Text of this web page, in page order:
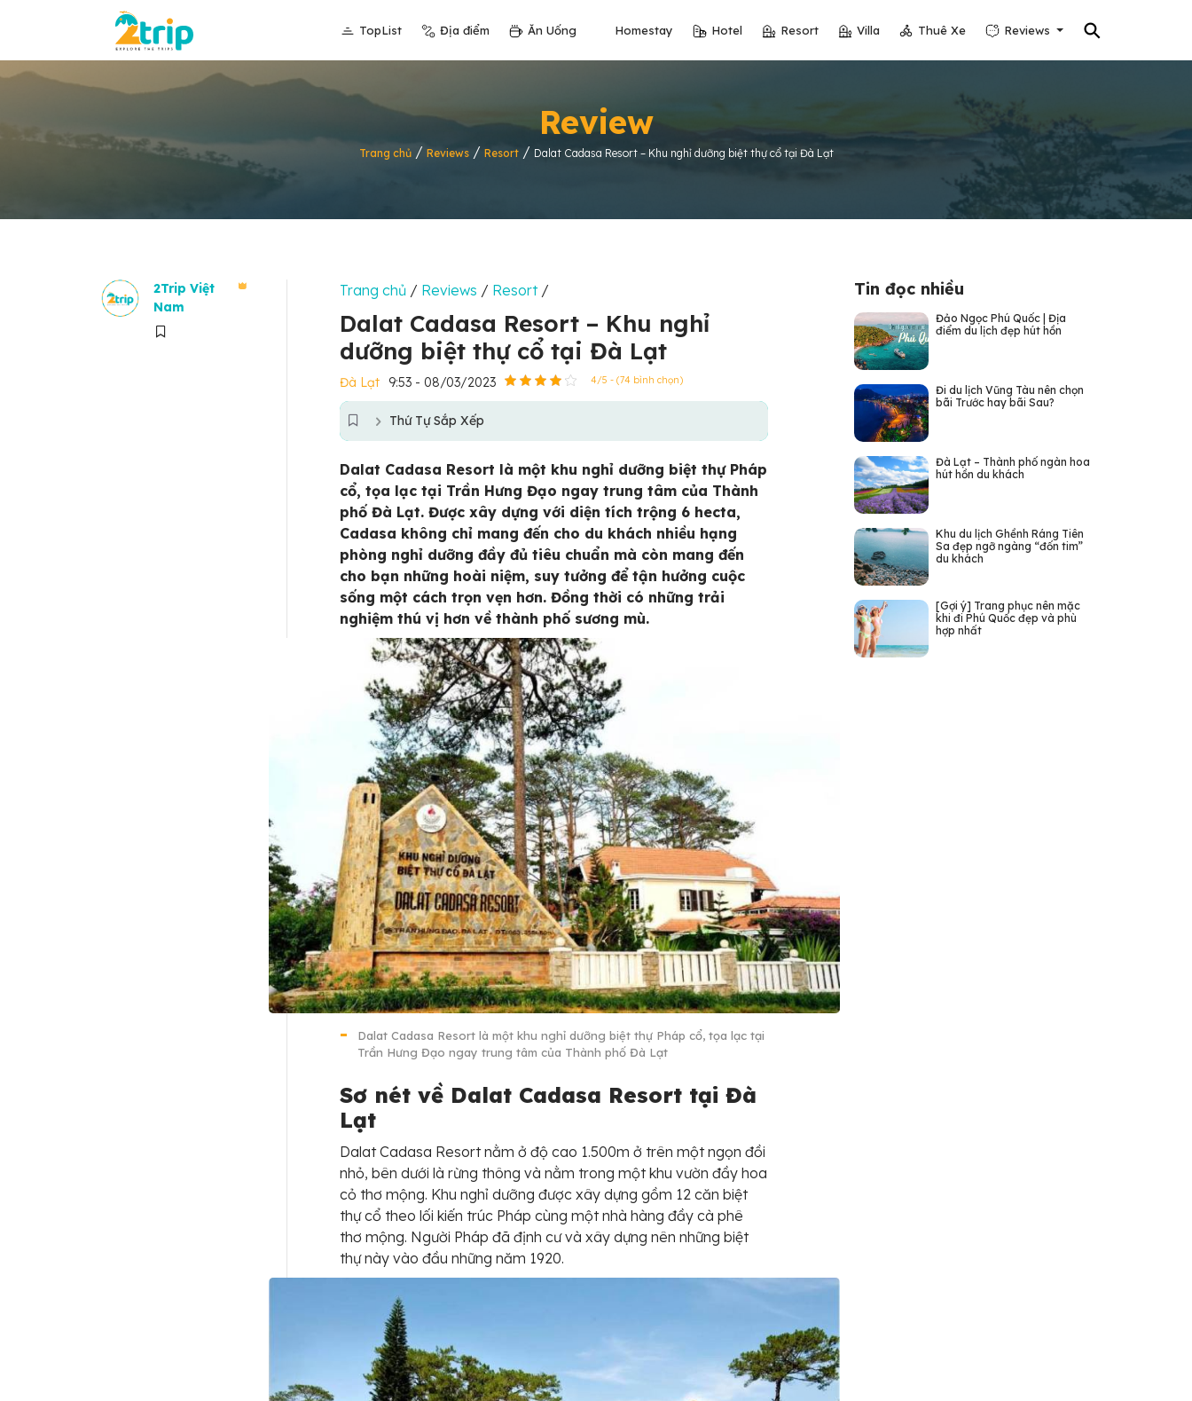
⚲
TopList Địa điểm Ăn Uống Homestay Hotel Resort Villa Thuê Xe Reviews
Review
Trang chủ/ Reviews/ Resort/ Dalat Cadasa Resort – Khu nghỉ dưỡng biệt thự cổ tại Đà Lạt
2Trip Việt
Nam
Trang chủ / Reviews / Resort/
Dalat Cadasa Resort – Khu nghỉ
dưỡng biệt thự cổ tại Đà Lạt
Đà Lạt 9:53 - 08/03/2023 4/5 - (74 bình chọn)
Thứ Tự Sắp Xếp
Dalat Cadasa Resort là một khu nghỉ dưỡng biệt thự Pháp
cổ, tọa lạc tại Trần Hưng Đạo ngay trung tâm của Thành
phố Đà Lạt. Được xây dựng với diện tích trộng 6 hecta,
Cadasa không chỉ mang đến cho du khách nhiều hạng
phòng nghỉ dưỡng đầy đủ tiêu chuẩn mà còn mang đến
cho bạn những hoài niệm, suy tưởng để tận hưởng cuộc
sống một cách trọn vẹn hơn. Đồng thời có những trải
nghiệm thú vị hơn về thành phố sương mù.
Dalat Cadasa Resort là một khu nghỉ dưỡng biệt thự Pháp cổ, tọa lạc tại
Trần Hưng Đạo ngay trung tâm của Thành phố Đà Lạt
Sơ nét về Dalat Cadasa Resort tại Đà
Lạt
Dalat Cadasa Resort nằm ở độ cao 1.500m ở trên một ngọn đồi
nhỏ, bên dưới là rừng thông và nằm trong một khu vườn đầy hoa
cỏ thơ mộng. Khu nghỉ dưỡng được xây dựng gồm 12 căn biệt
thự cổ theo lối kiến trúc Pháp cùng một nhà hàng đầy cà phê
thơ mộng. Người Pháp đã định cư và xây dựng nên những biệt
thự này vào đầu những năm 1920.
Tin đọc nhiều
Đảo Ngọc Phú Quốc | Địa
điểm du lịch đẹp hút hồn
Đi du lịch Vũng Tàu nên chọn
bãi Trước hay bãi Sau?
Đà Lạt – Thành phố ngàn hoa
hút hồn du khách
Khu du lịch Ghềnh Ráng Tiên
Sa đẹp ngỡ ngàng “đốn tim”
du khách
[Gợi ý] Trang phục nên mặc
khi đi Phú Quốc đẹp và phù
hợp nhất